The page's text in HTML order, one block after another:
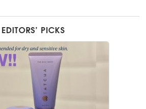
EDITORS’ PICKS